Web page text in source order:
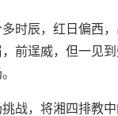
时辰，红日偏西
前逞威，但一见
战，将湘四排教